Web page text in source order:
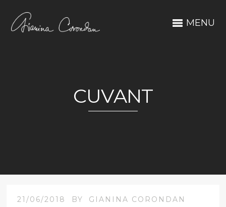
MENU
CUVANT
21/06/2018 BY GIANINA CORONDAN